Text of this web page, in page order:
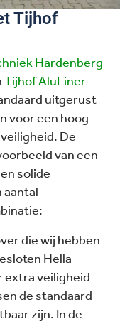
Tijhof
Hardenberg
Tijhof AluLiner
uitgerust
voor een hoog
De
van een
solide
aantal
die wij hebben
Hella-
veiligheid
de standaard
zijn. In de